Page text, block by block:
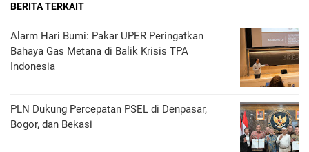
BERITA TERKAIT
Alarm Hari Bumi: Pakar UPER Peringatkan
Bahaya Gas Metana di Balik Krisis TPA
Indonesia
PLN Dukung Percepatan PSEL di Denpasar,
Bogor, dan Bekasi